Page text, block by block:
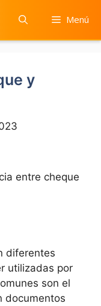
Menú
y
entre cheque
diferentes
utilizadas por
son el
documentos